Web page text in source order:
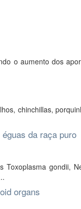
o aumento dos
chinchillas,
da raça puro
Toxoplasma gondii,
organs